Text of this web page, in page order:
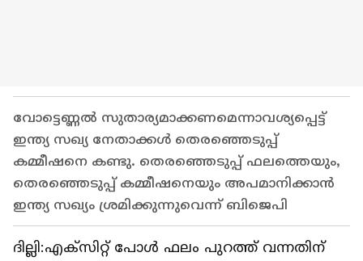
വോട്ടെണ്ണല്‍ സുതാര്യമാക്കണമെന്നാവശ്യപ്പെട്ട്
ഇന്ത്യ സഖ്യ നേതാക്കള്‍ തെരഞ്ഞെടുപ്പ്
കമ്മീഷനെ കണ്ടു. തെരഞ്ഞെടുപ്പ് ഫലത്തെയും,
തെരഞ്ഞെടുപ്പ് കമ്മീഷനെയും അപമാനിക്കാന്‍
ഇന്ത്യ സഖ്യം ശ്രമിക്കുന്നുവെന്ന് ബിജെപി
ദില്ലി:എക്സിറ്റ് പോള്‍ ഫലം പുറത്ത് വന്നതിന്